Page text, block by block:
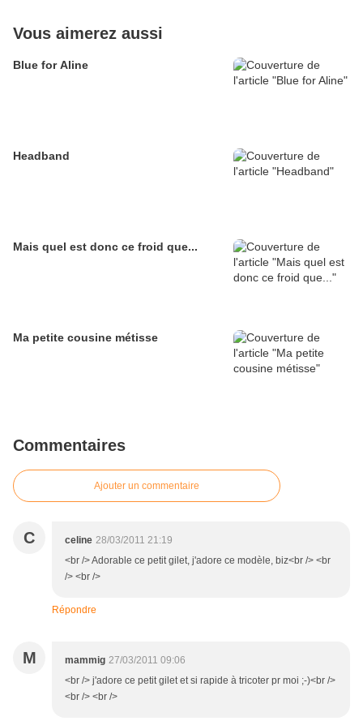
Vous aimerez aussi
Blue for Aline
Headband
Mais quel est donc ce froid que...
Ma petite cousine métisse
Commentaires
Ajouter un commentaire
C celine 28/03/2011 21:19
<br /> Adorable ce petit gilet, j'adore ce modèle, biz<br /> <br
/> <br />
Répondre
M mammig 27/03/2011 09:06
<br /> j'adore ce petit gilet et si rapide à tricoter pr moi ;-)<br />
<br /> <br />